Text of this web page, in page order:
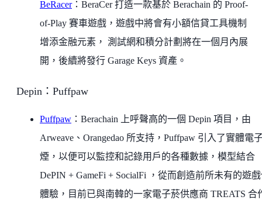
BeRacer：BeraCer 打造一款基於 Berachain 的 Proof-
of-Play 賽車遊戲，遊戲中將會有小額信貸工具機制
增添金融元素， 測試網和積分計劃將在一個月內展
開，後續將發行 Garage Keys 資產。
Depin：Puffpaw
Puffpaw ：Berachain 上呼聲高的一個 Depin 項目，由
Arweave、Orangedao 所支持，Puffpaw 引入了實體電
煙，以便可以監控和記錄用戶的各種數據，模型結合
DePIN + GameFi + SocialFi ，從而創造前所未有的遊
體驗，目前已與南韓的一家電子菸供應商 TREATS 合